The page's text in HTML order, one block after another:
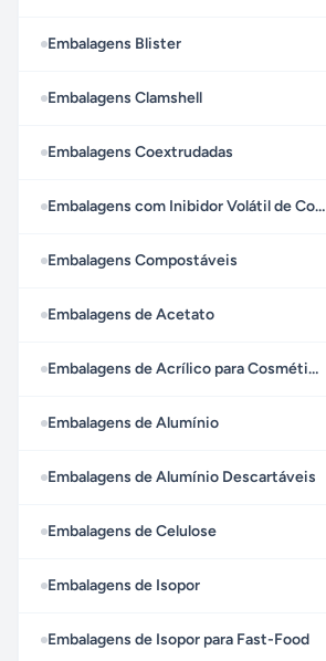
Embalagens Blister
Embalagens Clamshell
Embalagens Coextrudadas
Embalagens com Inibidor Volátil de Corrosão (VCI)
Embalagens Compostáveis
Embalagens de Acetato
Embalagens de Acrílico para Cosméticos
Embalagens de Alumínio
Embalagens de Alumínio Descartáveis
Embalagens de Celulose
Embalagens de Isopor
Embalagens de Isopor para Fast-Food